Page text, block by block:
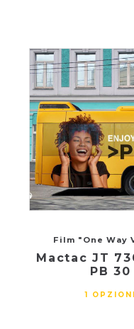
Film "One Way
Mactac JT
PB 30
1 OPZIONI